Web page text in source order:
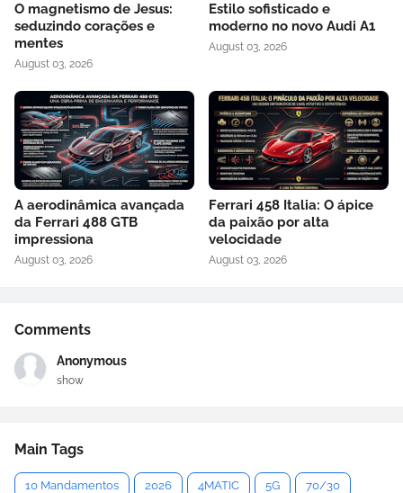
O magnetismo de Jesus:
seduzindo corações e
mentes
August 03, 2026
Estilo sofisticado e
moderno no novo Audi A1
August 03, 2026
A aerodinâmica avançada
da Ferrari 488 GTB
impressiona
August 03, 2026
Ferrari 458 Italia: O ápice
da paixão por alta
velocidade
August 03, 2026
Comments
Anonymous
show
Main Tags
10 Mandamentos 2026 4MATIC 5G 70/30